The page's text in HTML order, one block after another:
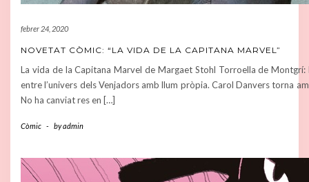
febrer 24, 2020
NOVETAT CÒMIC: “LA VIDA DE LA CAPITANA MARVEL”
La vida de la Capitana Marvel de Margaet Stohl Torroella de Montgrí:
entre l’univers dels Venjadors amb llum pròpia. Carol Danvers torna
No ha canviat res en […]
Còmic - byadmin